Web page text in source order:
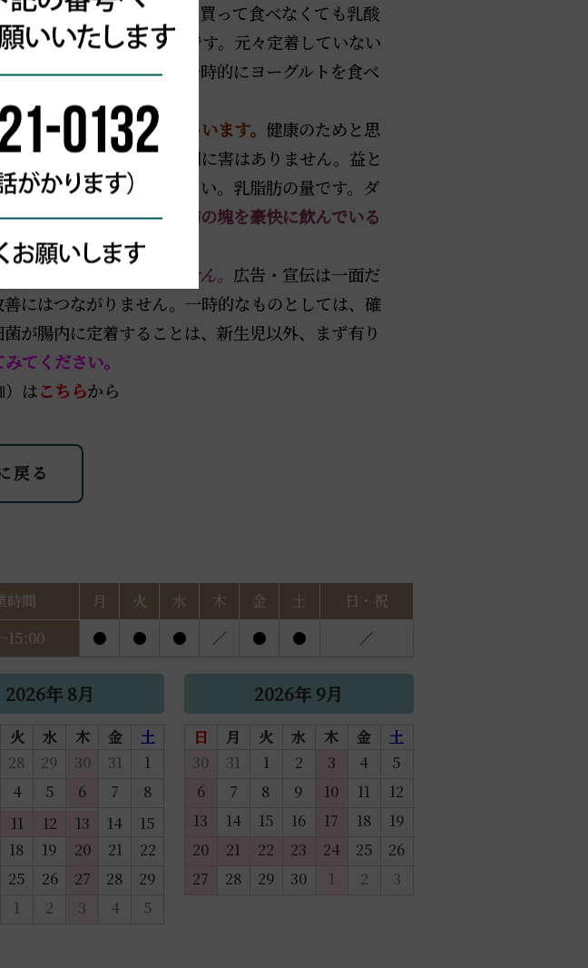
。わざわざヨーグルトを買って食べなくても乳酸
いものを摂取できるはずです。元々定着していない
果は得られませんし、一時的にヨーグルトを食べ
くなってしまいます。
方がたくさんいらっしゃいます。 健康のためと思
菌を腸に届けることは別に害はありません。益と
の面に目を向けてください。乳脂肪の量です。ダ
を考えてください。
脂肪の塊を豪快に飲んでいる
秘の方にはお薦めできません。 広告・宣伝は一面だ
にはつながりません。一時的なものとしては、確
が腸内に定着することは、新生児以外、まず有り
てください。
はこちらから
戻る
時間 月 火 水 木 金 土
日・祝
● ● ● ／ ● ● ／
2026年 8月
火 水 木 金
土
28 29 30 31
1
4 5 6 7
8
11 12 13 14
15
18 19 20 21
22
25 26 27 28
29
1 2 3 4 5
2026年 9月
日 月 火 水 木 金
土
30
31 1 2 3 4
5
6
7 8 9 10 11
12
13
14 15 16 17 18
19
20
21 22 23 24 25
26
27
28 29 30 1 2 3